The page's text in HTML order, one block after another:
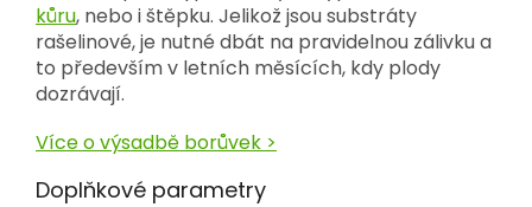
kůru, nebo i štěpku. Jelikož jsou substráty
rašelinové, je nutné dbát na pravidelnou zálivku a
to především v letních měsících, kdy plody
dozrávají.
Více o výsadbě borůvek >
Doplňkové parametry